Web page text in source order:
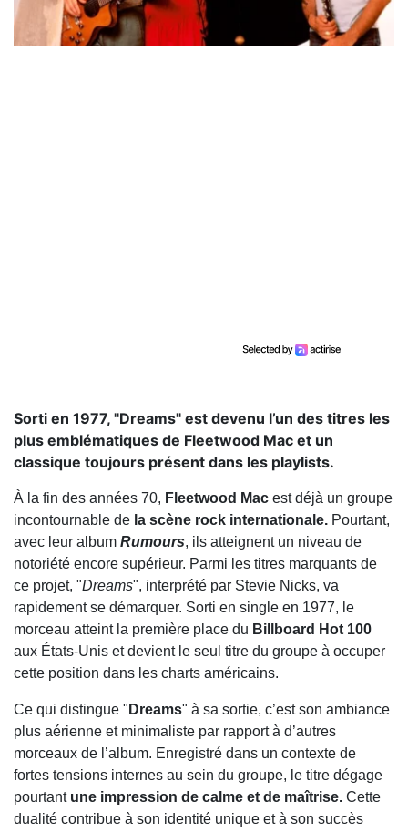
Sorti en 1977, "Dreams" est devenu l’un des titres les
plus emblématiques de Fleetwood Mac et un
classique toujours présent dans les playlists.
À la fin des années 70, Fleetwood Mac est déjà un groupe
incontournable de la scène rock internationale. Pourtant,
avec leur album Rumours, ils atteignent un niveau de
notoriété encore supérieur. Parmi les titres marquants de
ce projet, "Dreams", interprété par Stevie Nicks, va
rapidement se démarquer. Sorti en single en 1977, le
morceau atteint la première place du Billboard Hot 100
aux États-Unis et devient le seul titre du groupe à occuper
cette position dans les charts américains.
Ce qui distingue " Dreams" à sa sortie, c’est son ambiance
plus aérienne et minimaliste par rapport à d’autres
morceaux de l’album. Enregistré dans un contexte de
fortes tensions internes au sein du groupe, le titre dégage
pourtant une impression de calme et de maîtrise. Cette
dualité contribue à son identité unique et à son succès